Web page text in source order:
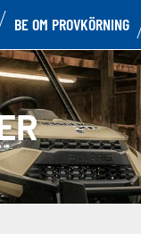
BE OM PROVKÖRNING